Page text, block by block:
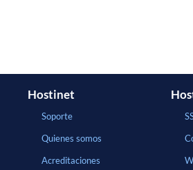
Hostinet
Soporte
Quienes somos
Acreditaciones